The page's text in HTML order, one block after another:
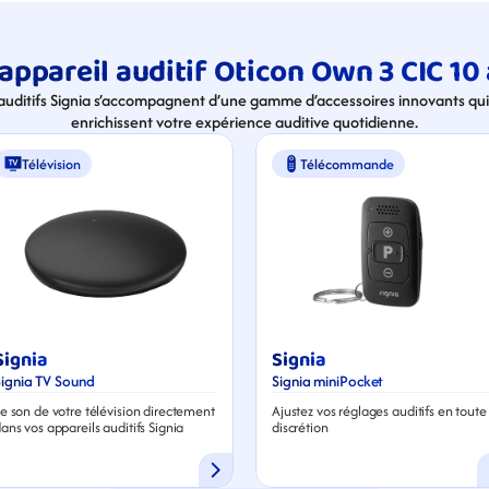
auditif Oticon Own 3 CIC
Signia s’accompagnent d’une gamme d’accessoires innovants
enrichissent votre expérience auditive quotidienne.
Télévision
TV Sound
son de votre télévision directement
vos appareils auditifs Signia
Télécommande
Signia
Signia miniPocket
Ajustez vos réglages auditifs en toute
discrétion